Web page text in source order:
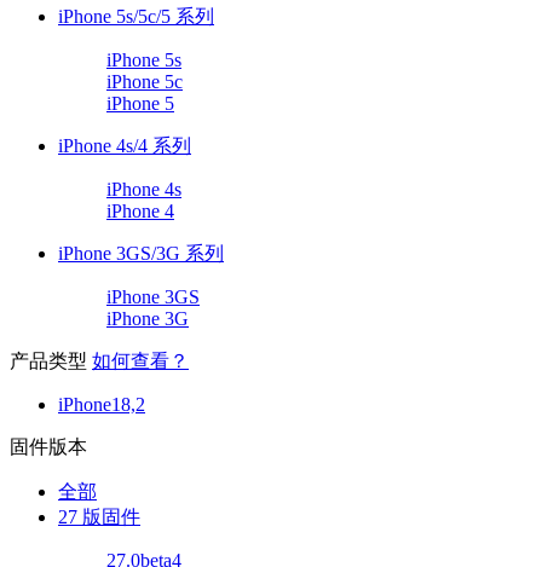
iPhone 5s/5c/5 系列
iPhone 5s
iPhone 5c
iPhone 5
iPhone 4s/4 系列
iPhone 4s
iPhone 4
iPhone 3GS/3G 系列
iPhone 3GS
iPhone 3G
产品类型 如何查看？
iPhone18,2
固件版本
全部
27 版固件
27.0beta4